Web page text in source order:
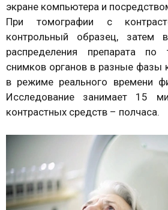
экране компьютера и
При томографии с
контрольный образец, затем
распределения препарата по
снимков органов в разные фазы
в режиме реального времени
Исследование занимает 15
контрастных средств – полчаса.